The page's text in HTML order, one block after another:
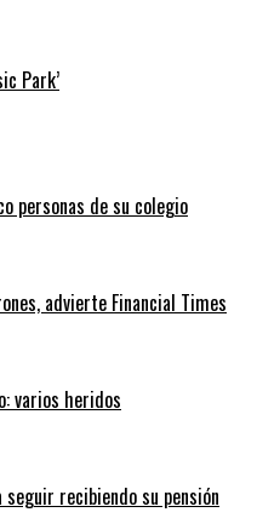
Park’
personas de su colegio
advierte Financial Times
varios heridos
recibiendo su pensión